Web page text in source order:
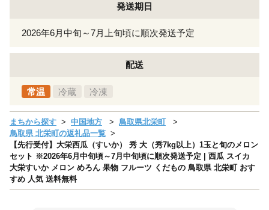
発送期日
2026年6月中旬～7月上旬頃に順次発送予定
配送
常温 冷蔵 冷凍
まちから探す 中国地方
鳥取県北栄町
鳥取県 北栄町の返礼品一覧
【先行受付】大栄西瓜（すいか） 秀 大（秀7kg以上）1玉と旬のメロン
セット ※2026年6月中旬頃～7月中旬頃に順次発送予定 | 西瓜 スイカ
大栄すいか メロン めろん 果物 フルーツ くだもの 鳥取県 北栄町 おす
すめ 人気 送料無料